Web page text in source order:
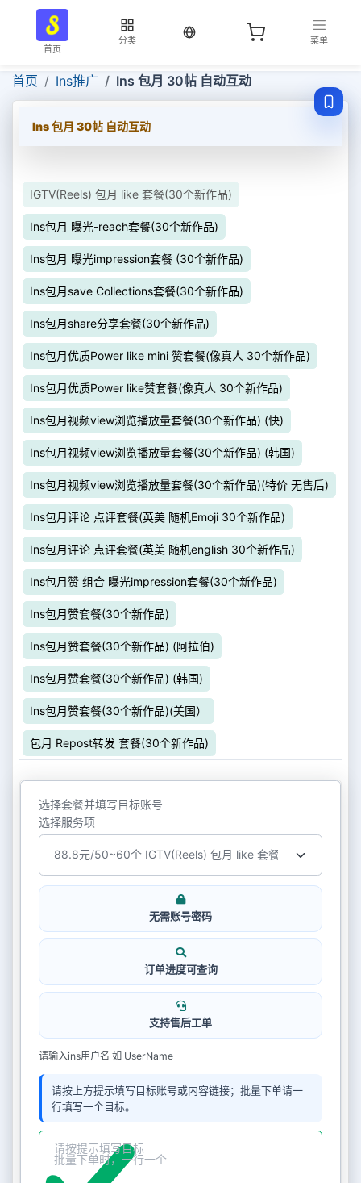
首页
分类
当前语言：中文
菜单
首页 Ins推广 Ins 包月 30帖 自动互动
Ins 包月 30帖 自动互动
IGTV(Reels) 包月 like 套餐(30个新作品)
Ins包月 曝光-reach套餐(30个新作品)
Ins包月 曝光impression套餐 (30个新作品)
Ins包月save Collections套餐(30个新作品)
Ins包月share分享套餐(30个新作品)
Ins包月优质Power like mini 赞套餐(像真人 30个新作品)
Ins包月优质Power like赞套餐(像真人 30个新作品)
Ins包月视频view浏览播放量套餐(30个新作品) (快)
Ins包月视频view浏览播放量套餐(30个新作品) (韩国)
Ins包月视频view浏览播放量套餐(30个新作品)(特价 无售后)
Ins包月评论 点评套餐(英美 随机Emoji 30个新作品)
Ins包月评论 点评套餐(英美 随机english 30个新作品)
Ins包月赞 组合 曝光impression套餐(30个新作品)
Ins包月赞套餐(30个新作品)
Ins包月赞套餐(30个新作品) (阿拉伯)
Ins包月赞套餐(30个新作品) (韩国)
Ins包月赞套餐(30个新作品)(美国）
包月 Repost转发 套餐(30个新作品)
选择套餐并填写目标账号
选择服务项
无需账号密码
订单进度可查询
支持售后工单
请输入ins用户名 如 UserName
请按上方提示填写目标账号或内容链接；批量下单请一
行填写一个目标。